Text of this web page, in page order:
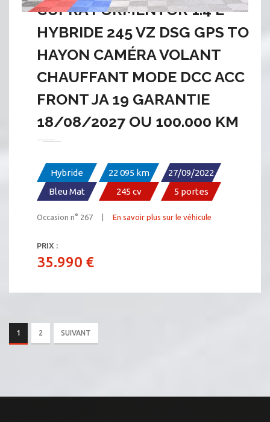
CUPRA FORMENTOR 1.4 E
HYBRIDE 245 VZ DSG GPS TO
HAYON CAMÉRA VOLANT
CHAUFFANT MODE DCC ACC
FRONT JA 19 GARANTIE
18/08/2027 OU 100.000 KM
Hybride 22 095 km
27/09/2022
Bleu Mat
245 cv 5 portes
Occasion n° 267 | En savoir plus sur le véhicule
PRIX :
35.990 €
1 2 SUIVANT